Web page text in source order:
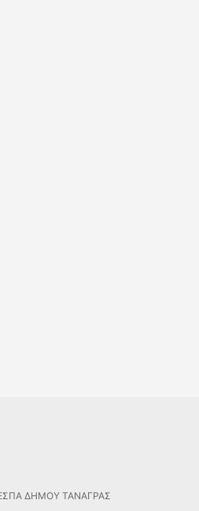
ΔΗΜΟΥ ΤΑΝΑΓΡΑΣ